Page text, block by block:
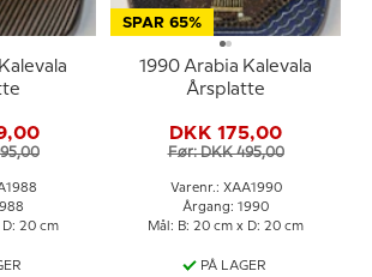
D: 20 cm
SPAR 65%
1990 Arabia Kalevala
Årsplatte
DKK 175,00
Før: DKK 495,00
Varenr.: XAA1990
Årgang: 1990
Mål: B: 20 cm x D: 20 cm
PÅ LAGER